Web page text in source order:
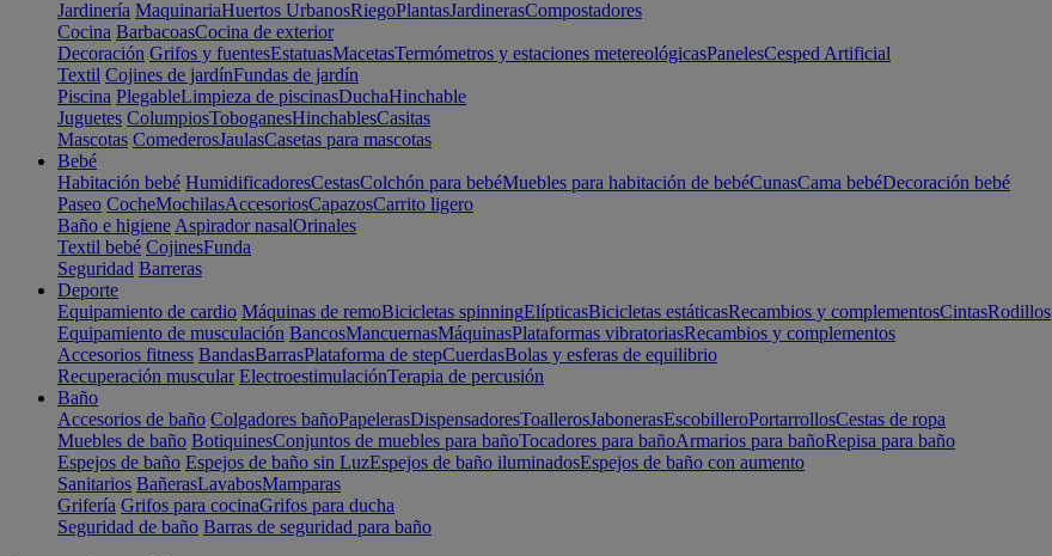
Jardinería MaquinariaHuertos UrbanosRiegoPlantasJardinerasCompostadores
Cocina BarbacoasCocina de exterior
Decoración Grifos y fuentesEstatuasMacetasTermómetros y estaciones metereológicasPanelesCesped Artificial
Textil Cojines de jardínFundas de jardín
Piscina PlegableLimpieza de piscinasDuchaHinchable
Juguetes ColumpiosToboganesHinchablesCasitas
Mascotas ComederosJaulasCasetas para mascotas
Bebé
Habitación bebé HumidificadoresCestasColchón para bebéMuebles para habitación de bebéCunasCama bebéDecoración bebé
Paseo CocheMochilasAccesoriosCapazosCarrito ligero
Baño e higiene Aspirador nasalOrinales
Textil bebé CojinesFunda
Seguridad Barreras
Deporte
Equipamiento de cardio Máquinas de remoBicicletas spinningElípticasBicicletas estáticasRecambios y complementosCintasRodillos
Equipamiento de musculación BancosMancuernasMáquinasPlataformas vibratoriasRecambios y complementos
Accesorios fitness BandasBarrasPlataforma de stepCuerdasBolas y esferas de equilibrio
Recuperación muscular ElectroestimulaciónTerapia de percusión
Baño
Accesorios de baño Colgadores bañoPapelerasDispensadoresToallerosJabonerasEscobilleroPortarrollosCestas de ropa
Muebles de baño BotiquinesConjuntos de muebles para bañoTocadores para bañoArmarios para bañoRepisa para baño
Espejos de baño Espejos de baño sin LuzEspejos de baño iluminadosEspejos de baño con aumento
Sanitarios BañerasLavabosMamparas
Grifería Grifos para cocinaGrifos para ducha
Seguridad de baño Barras de seguridad para baño